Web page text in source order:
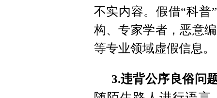
不实内容。假借“科普
构、专家学者，恶意
等专业领域虚假信息。
3.违背公序良俗问